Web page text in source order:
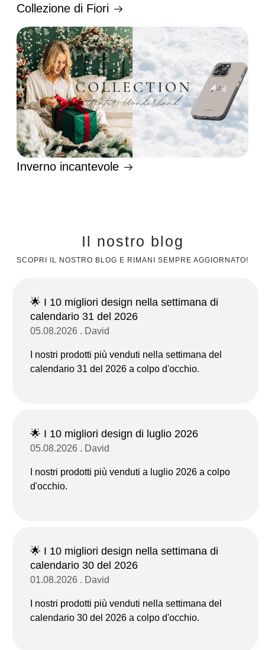
Collezione di Fiori
Inverno incantevole
Il nostro blog
SCOPRI IL NOSTRO BLOG E RIMANI SEMPRE AGGIORNATO!
🌟 I 10 migliori design nella settimana di
calendario 31 del 2026
05.08.2026 . David
I nostri prodotti più venduti nella settimana del
calendario 31 del 2026 a colpo d'occhio.
🌟 I 10 migliori design di luglio 2026
05.08.2026 . David
I nostri prodotti più venduti a luglio 2026 a colpo
d'occhio.
🌟 I 10 migliori design nella settimana di
calendario 30 del 2026
01.08.2026 . David
I nostri prodotti più venduti nella settimana del
calendario 30 del 2026 a colpo d'occhio.